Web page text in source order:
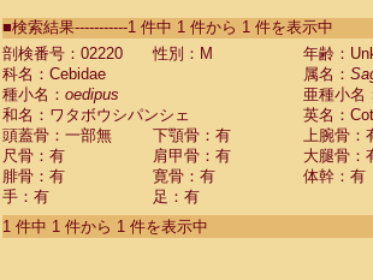
CebidaeSaguinus labiatus(0)
Cebidae Saguinus leucopus (0)
Cebidae
Cebidae
CebidaeSaguinus nigricollis (0)
Cebidae Saguinus oedipus
Cebidae Saguinus weddelli
Cebidae Saguinusspp.
Cebidae Aotus trivirgatus
Cebidae Cebus albifrons
■検索結果-----------1 件中 1 件から 1 件を表示中
剖検番号：02220
性別：M
年齢：
科名：Cebidae
属名：
種小名： oedipus
亜種小名
和名：ワタボウシパンシェ
英名：
頭蓋骨：一部無
下顎骨：有
上腕骨：
尺骨：有
肩甲骨：有
大腿骨：
腓骨：有
寛骨：有
体幹：有
手：有
足：有
1 件中 1 件から 1 件を表示中